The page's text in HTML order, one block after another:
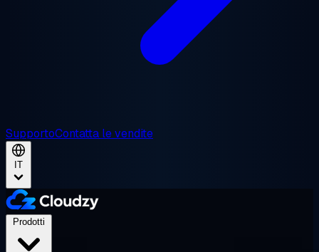
SupportoContatta le vendite
IT